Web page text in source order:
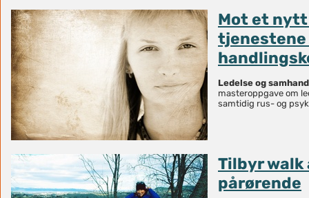
Mot et nytt
tjenestene
Ledelse og
masteroppgave om
samtidig rus- og
Tilbyr
pårørende